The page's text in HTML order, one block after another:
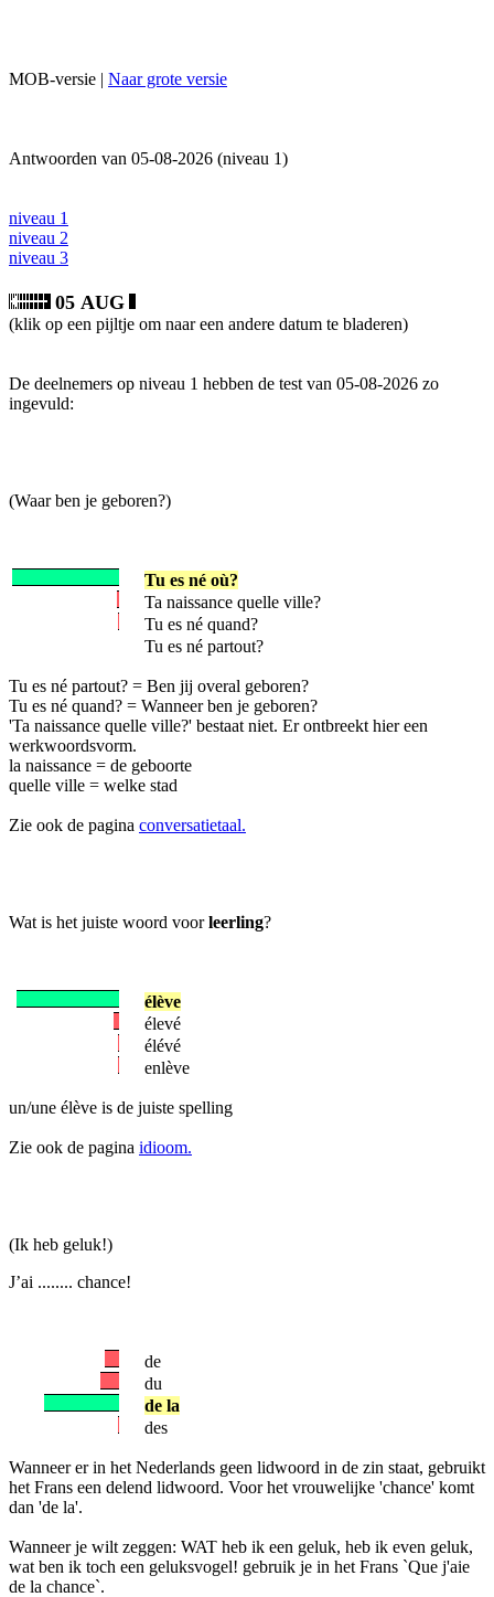
MOB-versie | Naar grote versie
Antwoorden van 05-08-2026 (niveau 1)
niveau 1
niveau 2
niveau 3
05 AUG
(klik op een pijltje om naar een andere datum te bladeren)
De deelnemers op niveau 1 hebben de test van 05-08-2026 zo
ingevuld:
(Waar ben je geboren?)
Tu es né où?
Ta naissance quelle ville?
Tu es né quand?
Tu es né partout?
Tu es né partout? = Ben jij overal geboren?
Tu es né quand? = Wanneer ben je geboren?
'Ta naissance quelle ville?' bestaat niet. Er ontbreekt hier een
werkwoordsvorm.
la naissance = de geboorte
quelle ville = welke stad
Zie ook de pagina conversatietaal.
Wat is het juiste woord voorleerling?
élève
élevé
élévé
enlève
un/une élève is de juiste spelling
Zie ook de pagina idioom.
(Ik heb geluk!)
J’ai ........ chance!
de
du
de la
des
Wanneer er in het Nederlands geen lidwoord in de zin staat, gebruikt
het Frans een delend lidwoord. Voor het vrouwelijke 'chance' komt
dan 'de la'.
Wanneer je wilt zeggen: WAT heb ik een geluk, heb ik even geluk,
wat ben ik toch een geluksvogel! gebruik je in het Frans `Que j'aie
de la chance`.